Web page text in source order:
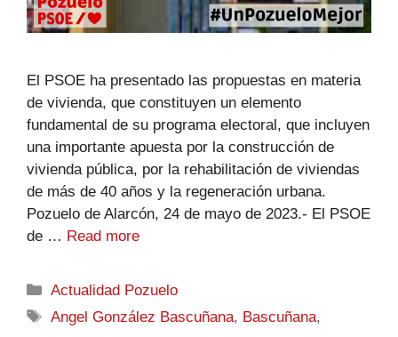
El PSOE ha presentado las propuestas en materia
de vivienda, que constituyen un elemento
fundamental de su programa electoral, que incluyen
una importante apuesta por la construcción de
vivienda pública, por la rehabilitación de viviendas
de más de 40 años y la regeneración urbana.
Pozuelo de Alarcón, 24 de mayo de 2023.- El PSOE
de … Read more
Actualidad Pozuelo
Angel González Bascuñana, Bascuñana,